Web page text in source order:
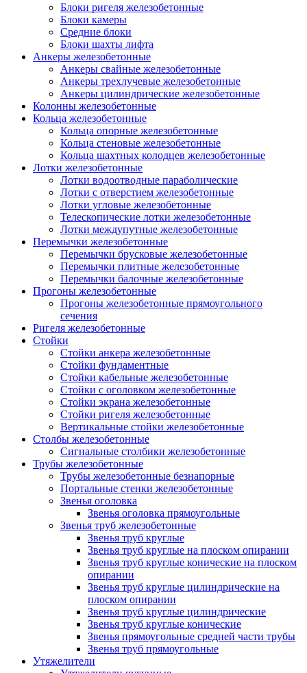
Блоки ригеля железобетонные
Блоки камеры
Средние блоки
Блоки шахты лифта
Анкеры железобетонные
Анкеры свайные железобетонные
Анкеры трехлучевые железобетонные
Анкеры цилиндрические железобетонные
Колонны железобетонные
Кольца железобетонные
Кольца опорные железобетонные
Кольца стеновые железобетонные
Кольца шахтных колодцев железобетонные
Лотки железобетонные
Лотки водоотводные параболические
Лотки с отверстием железобетонные
Лотки угловые железобетонные
Телескопические лотки железобетонные
Лотки междупутные железобетонные
Перемычки железобетонные
Перемычки брусковые железобетонные
Перемычки плитные железобетонные
Перемычки балочные железобетонные
Прогоны железобетонные
Прогоны железобетонные прямоугольного
сечения
Ригеля железобетонные
Стойки
Стойки анкера железобетонные
Стойки фундаментные
Стойки кабельные железобетонные
Стойки с оголовком железобетонные
Стойки экрана железобетонные
Стойки ригеля железобетонные
Вертикальные стойки железобетонные
Столбы железобетонные
Сигнальные столбики железобетонные
Трубы железобетонные
Трубы железобетонные безнапорные
Портальные стенки железобетонные
Звенья оголовка
Звенья оголовка прямоугольные
Звенья труб железобетонные
Звенья труб круглые
Звенья труб круглые на плоском опирании
Звенья труб круглые конические на плоском
опирании
Звенья труб круглые цилиндрические на
плоском опирании
Звенья труб круглые цилиндрические
Звенья труб круглые конические
Звенья прямоугольные средней части трубы
Звенья труб прямоугольные
Утяжелители